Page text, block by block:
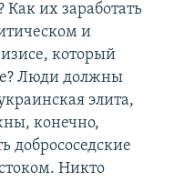
Как их заработать
и
который
Люди должны
элита,
конечно,
добрососедские
Никто